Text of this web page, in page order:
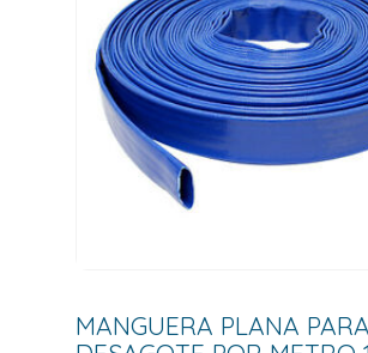
MANGUERA PLANA PARA